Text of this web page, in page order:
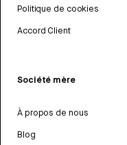
Politique de cookies
Accord Client
Société mère
À propos de nous
Blog